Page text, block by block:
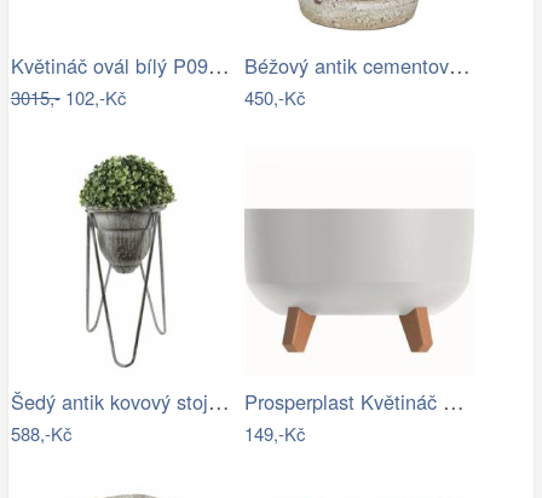
Květináč ovál bílý P0990/2
3015,-102,-Kč
Béžový antik cementový květináč s…
450,-Kč
Šedý antik kovový stojan na květiny - Ø…
588,-Kč
Prosperplast Květináč Gracyeen bílý,…
149,-Kč